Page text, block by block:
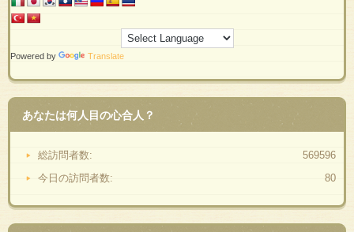
Powered by Translate
あなたは何人目の心合人？
569596
総訪問者数:
80
今日の訪問者数: